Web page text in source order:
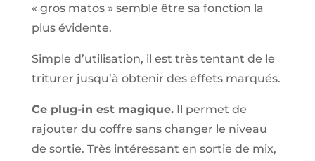
« gros matos » semble être sa fonction la
plus évidente.
Simple d’utilisation, il est très tentant de le
triturer jusqu’à obtenir des effets marqués.
Ce plug-in est magique.Il permet de
rajouter du coffre sans changer le niveau
de sortie. Très intéressant en sortie de mix,